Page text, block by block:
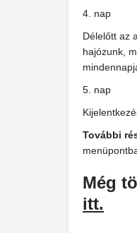
4. nap
Délelőtt az
hajózunk,
5. nap
További
Még
itt.